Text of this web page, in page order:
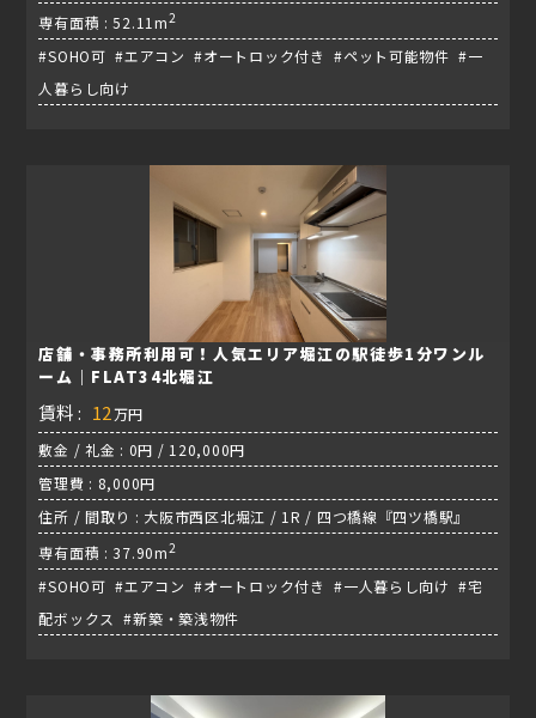
駅』
専有面積 : 52.11m2
#SOHO可 #エアコン #オートロック付き #ペット可能物件 #一
人暮らし向け
店舗・事務所利用可！人気エリア堀江の駅徒歩1分ワンル
ーム｜FLAT34北堀江
賃料 : 12万円
敷金 / 礼金 : 0円 / 120,000円
管理費 : 8,000円
住所 / 間取り : 大阪市西区北堀江 / 1R / 四つ橋線『四ツ橋駅』
専有面積 : 37.90m2
#SOHO可 #エアコン #オートロック付き #一人暮らし向け #宅
配ボックス #新築・築浅物件